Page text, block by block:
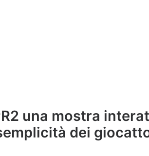
una mostra
dei